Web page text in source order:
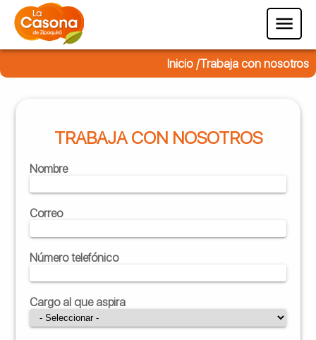
Inicio /Trabaja con nosotros
TRABAJA CON NOSOTROS
Nombre
Correo
Número telefónico
Cargo al que aspira